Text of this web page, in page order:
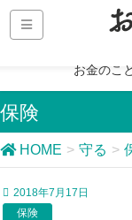
お金のこ
保険
HOME 守る
2018年7月17日
保険